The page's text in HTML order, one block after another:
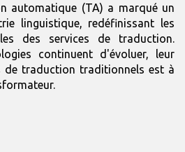
automatique (TA) a marqué un
linguistique, redéfinissant les
des services de traduction.
continuent d'évoluer, leur
de traduction traditionnels est à